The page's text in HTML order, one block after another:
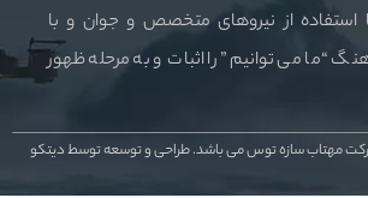
استفاده از نیروهای متخصص و جوان و با
“ما می توانیم” را اثبات و به مرحله ظهور
مهتاب سازه توس می باشد.طراحی و توسعه توسط دیتکو